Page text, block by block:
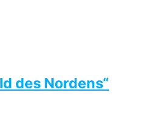
des Nordens“